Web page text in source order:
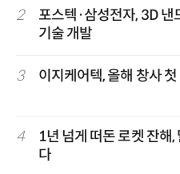
2
포스텍·삼성전자, 3D 낸
기술 개발
3 이지케어텍, 올해 창사
4
1년 넘게 떠돈 로켓 잔
다